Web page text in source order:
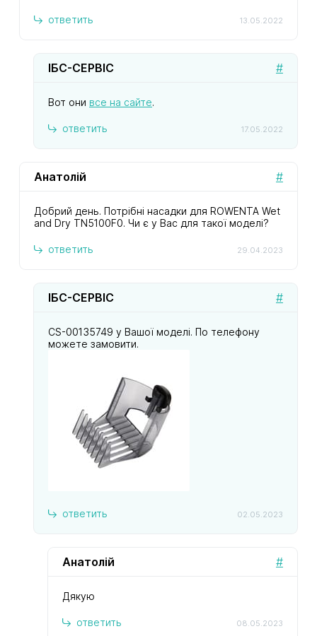
13.05.2022
ответить
#
ІБС-СЕРВІС
17.05.2022
Вот они все на сайте.
ответить
#
Анатолій
29.04.2023
Добрий день. Потрібні насадки для ROWENTA Wet
and Dry TN5100F0. Чи є у Вас для такої моделі?
ответить
#
ІБС-СЕРВІС
02.05.2023
CS-00135749 у Вашої моделі. По телефону
можете замовити.
ответить
#
Анатолій
08.05.2023
Дякую
ответить